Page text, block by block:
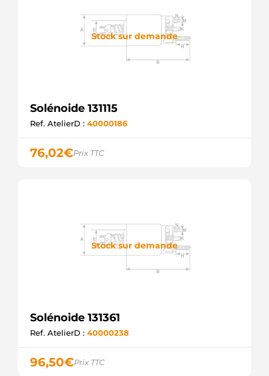
Stock sur demande
Solénoide 131115
Ref. AtelierD : 40000186
76,02€Prix TTC
Stock sur demande
Solénoide 131361
Ref. AtelierD : 40000238
96,50€Prix TTC